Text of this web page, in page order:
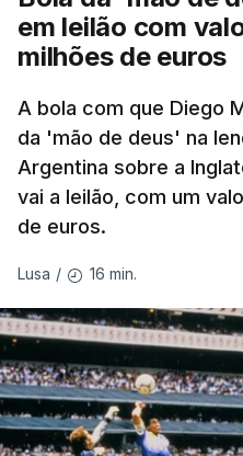
em leilão com
milhões de euros
A bola com que Diego
da 'mão de deus' na
Argentina sobre a
vai a leilão, com um
de euros.
Lusa / 16 min.